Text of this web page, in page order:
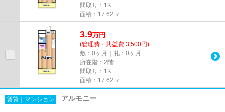
間取り：1K
面積：17.62㎡
3.9万円
(管理費・共益費 3,500円)
敷：0ヶ月｜礼：0ヶ月
所在階：2階
間取り：1K
面積：17.62㎡
賃貸｜マンション アルモニー